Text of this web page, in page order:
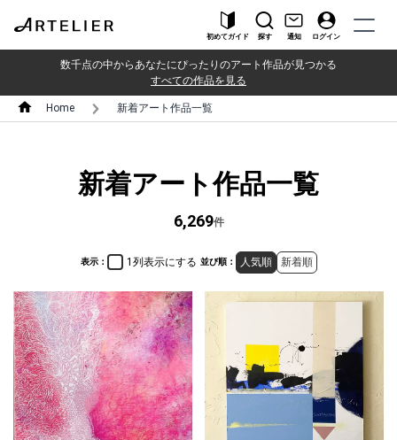
初めてガイド 探す 通知 ログイン
数千点の中からあなたにぴったりのアート作品が見つかる
すべての作品を見る
Home 新着アート作品一覧
新着アート作品一覧
6,269件
表示： 1列表示にする 並び順： 人気順 新着順